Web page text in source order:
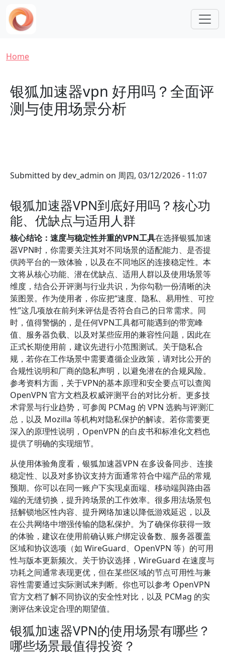
Skip to main content
Breadcrumb
Home
银狐加速器vpn 好用吗？全面评
测与使用场景分析
Submitted bydev_admin on 周四, 03/12/2026 - 11:07
银狐加速器VPN到底好用吗？核心功
能、优缺点与适用人群
核心结论：速度与稳定性并重的VPN工具在选择银狐加速
器VPN时，你需要关注其对不同场景的适配能力、是否提
供跨平台的一致体验，以及在不同地区的连接稳定性。本
文将从核心功能、潜在优缺点、适用人群以及使用场景等
维度，结合公开评测与行业共识，为你勾勒一份清晰的决
策图景。作为使用者，你应把“速度、隐私、易用性、可控
性”这几项放在前列来评估是否符合自己的日常需求。同
时，值得警惕的，是任何VPN工具都可能遇到的带宽峰
值、服务器负载、以及对某些应用的兼容性问题，因此在
正式长期使用前，建议先进行小范围测试。关于隐私合
规，若你在工作场景中需要遵循企业政策，请对比公开的
合规性说明和厂商的隐私声明，以避免潜在的合规风险。
参考资料方面，关于VPN的基本原理和安全要点可以查阅
OpenVPN 官方文档及权威评测平台的对比分析。更多技
术背景与行业趋势，可参阅 PCMag 的 VPN 选购与评测汇
总，以及 Mozilla 等机构对隐私保护的解读。若你需要更
深入的原理性说明，OpenVPN 的白皮书和标准化文档也
提供了明确的实现细节。
从使用体验角度看，银狐加速器VPN 在多设备同步、连接
稳定性、以及对多协议支持方面通常符合中端产品的常规
预期。你可以在同一账户下实现桌面端、移动端與路由器
端的无缝切换，提升跨场景的工作效率。很多用法场景包
括解锁地区性内容、提升网络加速以降低游戏延迟，以及
在公共网络中增强传输的隐私保护。为了确保你获得一致
的体验，建议在使用前确认账户绑定设备数、服务器覆盖
区域和协议选项（如 WireGuard、OpenVPN 等）的可用
性与版本更新频次。关于协议选择，WireGuard 在速度与
功耗之间通常表现更优，但在某些区域的节点可用性与兼
容性需要通过实际测试来判断。你也可以参考 OpenVPN
官方文档了解不同协议的安全性对比，以及 PCMag 的实
测评估来设定合理的期望值。
银狐加速器VPN的使用场景有哪些？
哪些场景最值得投资？